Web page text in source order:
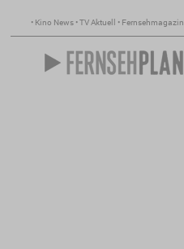
• Kino News •TV Aktuell • Fernsehmagazin